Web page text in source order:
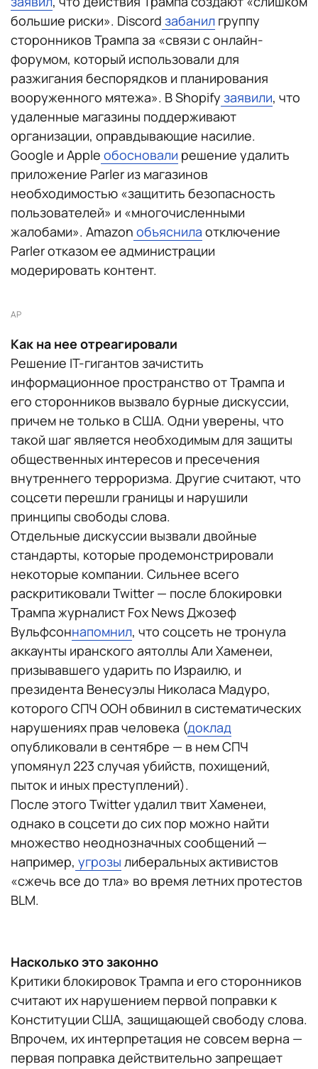
большие риски». Discord забанил группу
сторонников Трампа за «связи с онлайн-
форумом, который использовали для
разжигания беспорядков и планирования
вооруженного мятежа». В Shopify заявили, что
удаленные магазины поддерживают
организации, оправдывающие насилие.
Google и Apple обосновали решение удалить
приложение Parler из магазинов
необходимостью «защитить безопасность
пользователей» и «многочисленными
жалобами». Amazon объяснила отключение
Parler отказом ее администрации
модерировать контент.
AP
Как на нее отреагировали
Решение IT-гигантов зачистить
информационное пространство от Трампа и
его сторонников вызвало бурные дискуссии,
причем не только в США. Одни уверены, что
такой шаг является необходимым для защиты
общественных интересов и пресечения
внутреннего терроризма. Другие считают, что
соцсети перешли границы и нарушили
принципы свободы слова.
Отдельные дискуссии вызвали двойные
стандарты, которые продемонстрировали
некоторые компании. Сильнее всего
раскритиковали Twitter — после блокировки
Трампа журналист Fox News Джозеф
Вульфсоннапомнил, что соцсеть не тронула
аккаунты иранского аятоллы Али Хаменеи,
призывавшего ударить по Израилю, и
президента Венесуэлы Николаса Мадуро,
которого СПЧ ООН обвинил в систематических
нарушениях прав человека (доклад
опубликовали в сентябре — в нем СПЧ
упомянул 223 случая убийств, похищений,
пыток и иных преступлений).
После этого Twitter удалил твит Хаменеи,
однако в соцсети до сих пор можно найти
множество неоднозначных сообщений —
например, угрозы либеральных активистов
«сжечь все до тла» во время летних протестов
BLM.
Насколько это законно
Критики блокировок Трампа и его сторонников
считают их нарушением первой поправки к
Конституции США, защищающей свободу слова.
Впрочем, их интерпретация не совсем верна —
первая поправка действительно запрещает